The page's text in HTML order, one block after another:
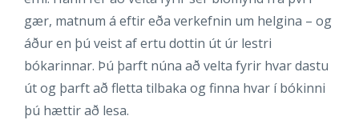
gær, matnum á eftir eða verkefnin um helgina – og
áður en þú veist af ertu dottin út úr lestri
bókarinnar. Þú þarft núna að velta fyrir hvar dastu
út og þarft að fletta tilbaka og finna hvar í bókinni
þú hættir að lesa.